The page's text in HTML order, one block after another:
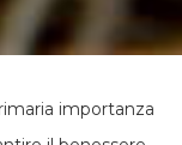
importanza